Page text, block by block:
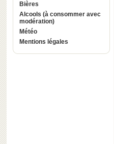
Bières
Alcools (à consommer avec
modération)
Météo
Mentions légales